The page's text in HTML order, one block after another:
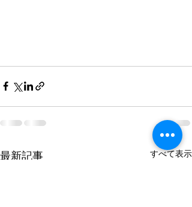
最新記事 すべて表示